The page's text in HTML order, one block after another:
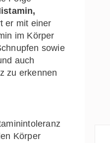
er mit einer
im Körper
sowie
auch
zu erkennen
Körper